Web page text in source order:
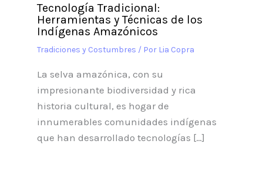
Tecnología Tradicional:
Herramientas y Técnicas de los
Indígenas Amazónicos
Tradiciones y Costumbres / Por Lia Copra
La selva amazónica, con su
impresionante biodiversidad y rica
historia cultural, es hogar de
innumerables comunidades indígenas
que han desarrollado tecnologías […]